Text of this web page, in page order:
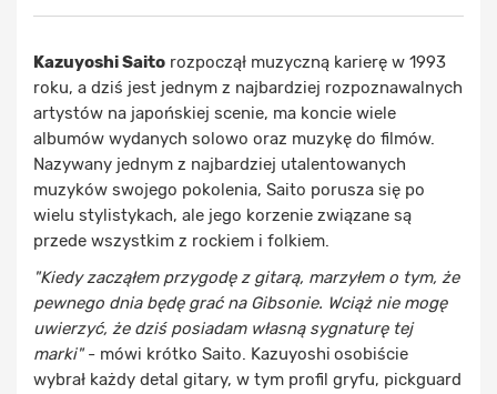
Kazuyoshi Saito rozpoczął muzyczną karierę w 1993
roku, a dziś jest jednym z najbardziej rozpoznawalnych
artystów na japońskiej scenie, ma koncie wiele
albumów wydanych solowo oraz muzykę do filmów.
Nazywany jednym z najbardziej utalentowanych
muzyków swojego pokolenia, Saito porusza się po
wielu stylistykach, ale jego korzenie związane są
przede wszystkim z rockiem i folkiem.
"Kiedy zacząłem przygodę z gitarą, marzyłem o tym, że
pewnego dnia będę grać na Gibsonie. Wciąż nie mogę
uwierzyć, że dziś posiadam własną sygnaturę tej
marki"- mówi krótko Saito. Kazuyoshi osobiście
wybrał każdy detal gitary, w tym profil gryfu, pickguard